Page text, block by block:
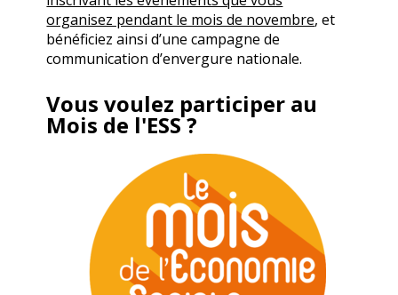
organisez pendant le mois de novembre, et
bénéficiez ainsi d’une campagne de
communication d’envergure nationale.
Vous voulez participer au
Mois de l'ESS ?